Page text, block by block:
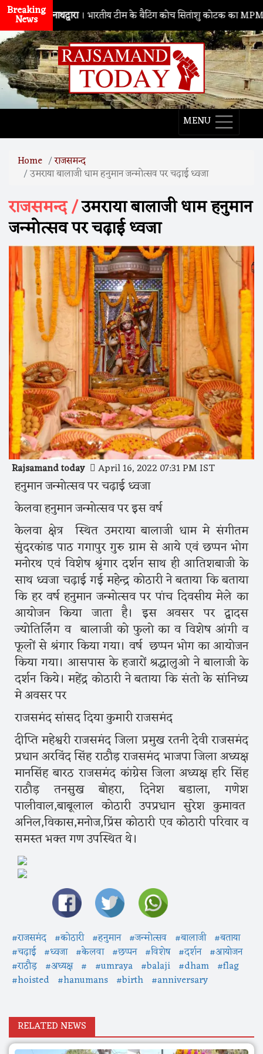
Breaking
News
नाथद्वारा । भारतीय टीम के बैटिंग कोच सितांशु कोटक का MPMSC
MENU
Home राजसमन्द
उमराया बालाजी धाम हनुमान जन्मोत्सव पर चढ़ाई ध्वजा
राजसमन्द /उमराया बालाजी धाम हनुमान
जन्मोत्सव पर चढ़ाई ध्वजा
Rajsamand today April 16, 2022 07:31 PM IST
हनुमान जन्मोत्सव पर चढ़ाई ध्वजा
केलवा हनुमान जन्मोत्सव पर इस वर्ष
केलवा क्षेत्र स्थित उमराया बालाजी धाम मे संगीतम
सुंदरकांड पाठ गगापुर गुरु ग्राम से आये एवं छप्पन भोग
मनोरथ एवं विशेष श्रृंगार दर्शन साथ ही आतिशबाजी के
साथ ध्वजा चढ़ाई गई महेन्द्र कोठारी ने बताया कि बताया
कि हर वर्ष हनुमान जन्मोत्सव पर पांच दिवसीय मेले का
आयोजन किया जाता है। इस अवसर पर द्वादस
ज्योतिर्लिंग व बालाजी को फुलो का व विशेष आंगी व
फूलों से श्रंगार किया गया। वर्ष छप्पन भोग का आयोजन
किया गया। आसपास के हजारों श्रद्धालुओ ने बालाजी के
दर्शन किये। महेंद्र कोठारी ने बताया कि संतो के सांनिध्य
मे अवसर पर
राजसमंद सांसद दिया कुमारी राजसमंद
दीप्ति महेश्वरी राजसमंद जिला प्रमुख रतनी देवी राजसमंद
प्रधान अरविंद सिंह राठौड़ राजसमंद भाजपा जिला अध्यक्ष
मानसिंह बारठ राजसमंद कांग्रेस जिला अध्यक्ष हरि सिंह
राठौड़ तनसुख बोहरा, दिनेश बडाला, गणेश
पालीवाल,बाबूलाल कोठारी उपप्रधान सुरेश कुमावत
अनिल,विकास,मनोज,प्रिंस कोठारी एव कोठारी परिवार व
समस्त भक्त गण उपस्थित थे।
#राजसमंद #कोठारी #हनुमान #जन्मोत्सव #बालाजी #बताया
#चढ़ाई #ध्वजा #केलवा #छप्पन #विशेष #दर्शन #आयोजन
#राठौड़ #अध्यक्ष # #umraya #balaji #dham #flag
#hoisted #hanumans #birth #anniversary
RELATED NEWS